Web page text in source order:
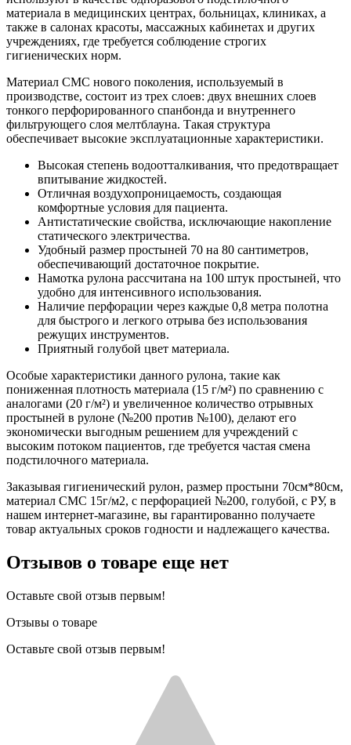
материала в медицинских центрах, больницах, клиниках, а
также в салонах красоты, массажных кабинетах и других
учреждениях, где требуется соблюдение строгих
гигиенических норм.
Материал СМС нового поколения, используемый в
производстве, состоит из трех слоев: двух внешних слоев
тонкого перфорированного спанбонда и внутреннего
фильтрующего слоя мелтблауна. Такая структура
обеспечивает высокие эксплуатационные характеристики.
Высокая степень водоотталкивания, что предотвращает
впитывание жидкостей.
Отличная воздухопроницаемость, создающая
комфортные условия для пациента.
Антистатические свойства, исключающие накопление
статического электричества.
Удобный размер простыней 70 на 80 сантиметров,
обеспечивающий достаточное покрытие.
Намотка рулона рассчитана на 100 штук простыней, что
удобно для интенсивного использования.
Наличие перфорации через каждые 0,8 метра полотна
для быстрого и легкого отрыва без использования
режущих инструментов.
Приятный голубой цвет материала.
Особые характеристики данного рулона, такие как
пониженная плотность материала (15 г/м²) по сравнению с
аналогами (20 г/м²) и увеличенное количество отрывных
простыней в рулоне (№200 против №100), делают его
экономически выгодным решением для учреждений с
высоким потоком пациентов, где требуется частая смена
подстилочного материала.
Заказывая гигиенический рулон, размер простыни 70см*80см,
материал СМС 15г/м2, с перфорацией №200, голубой, с РУ, в
нашем интернет-магазине, вы гарантированно получаете
товар актуальных сроков годности и надлежащего качества.
Отзывов о товаре еще нет
Оставьте свой отзыв первым!
Отзывы о товаре
Оставьте свой отзыв первым!